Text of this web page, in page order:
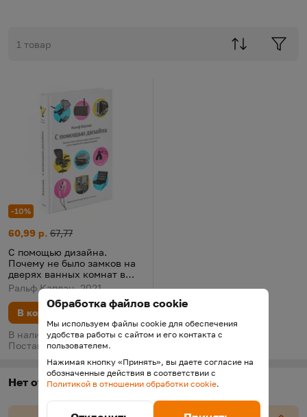
1 товар
-10%
С помощью дизайна. Почему не было замков на дверях
Цена:
60,99 р.
Старая цена:
67,77
С помощью дизайна.
Почему не было замков на
дверях ванных комнат в
отеле "Людовик XIV" и
другие примеры
Ральф Каплан, 2021
В корзину
В наличии у поставщика.
Поставка 18 августа
Нет отзывов
Обработка файлов cookie
Мы используем файлы cookie для обеспечения
удобства работы с сайтом и его контакта с
пользователем.
Нажимая кнопку «Принять», вы даете согласие на
обозначенные действия в соответствии с
Политикой в отношении обработки cookie.